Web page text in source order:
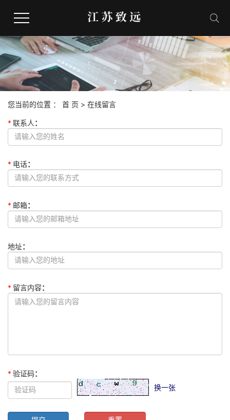
网站首页
人事外包
社保代缴
合作客户
联系我们
新闻资讯
您当前的位置 ： 首 页 > 在线留言
* 联系人 ：
* 电话：
* 邮箱：
地址：
* 留言内容：
* 验证码：
换一张